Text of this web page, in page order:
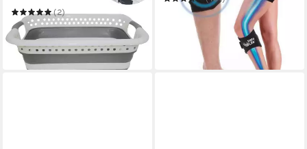
(2)
19,99 € UVP24,99 €
-20%
in 3-4 Werktagen bei dir
ab 24,99 € UVP 29,99 €
in 3-4 Werktagen bei dir